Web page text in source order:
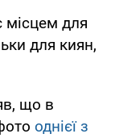
для
для киян,
що в
однієї з